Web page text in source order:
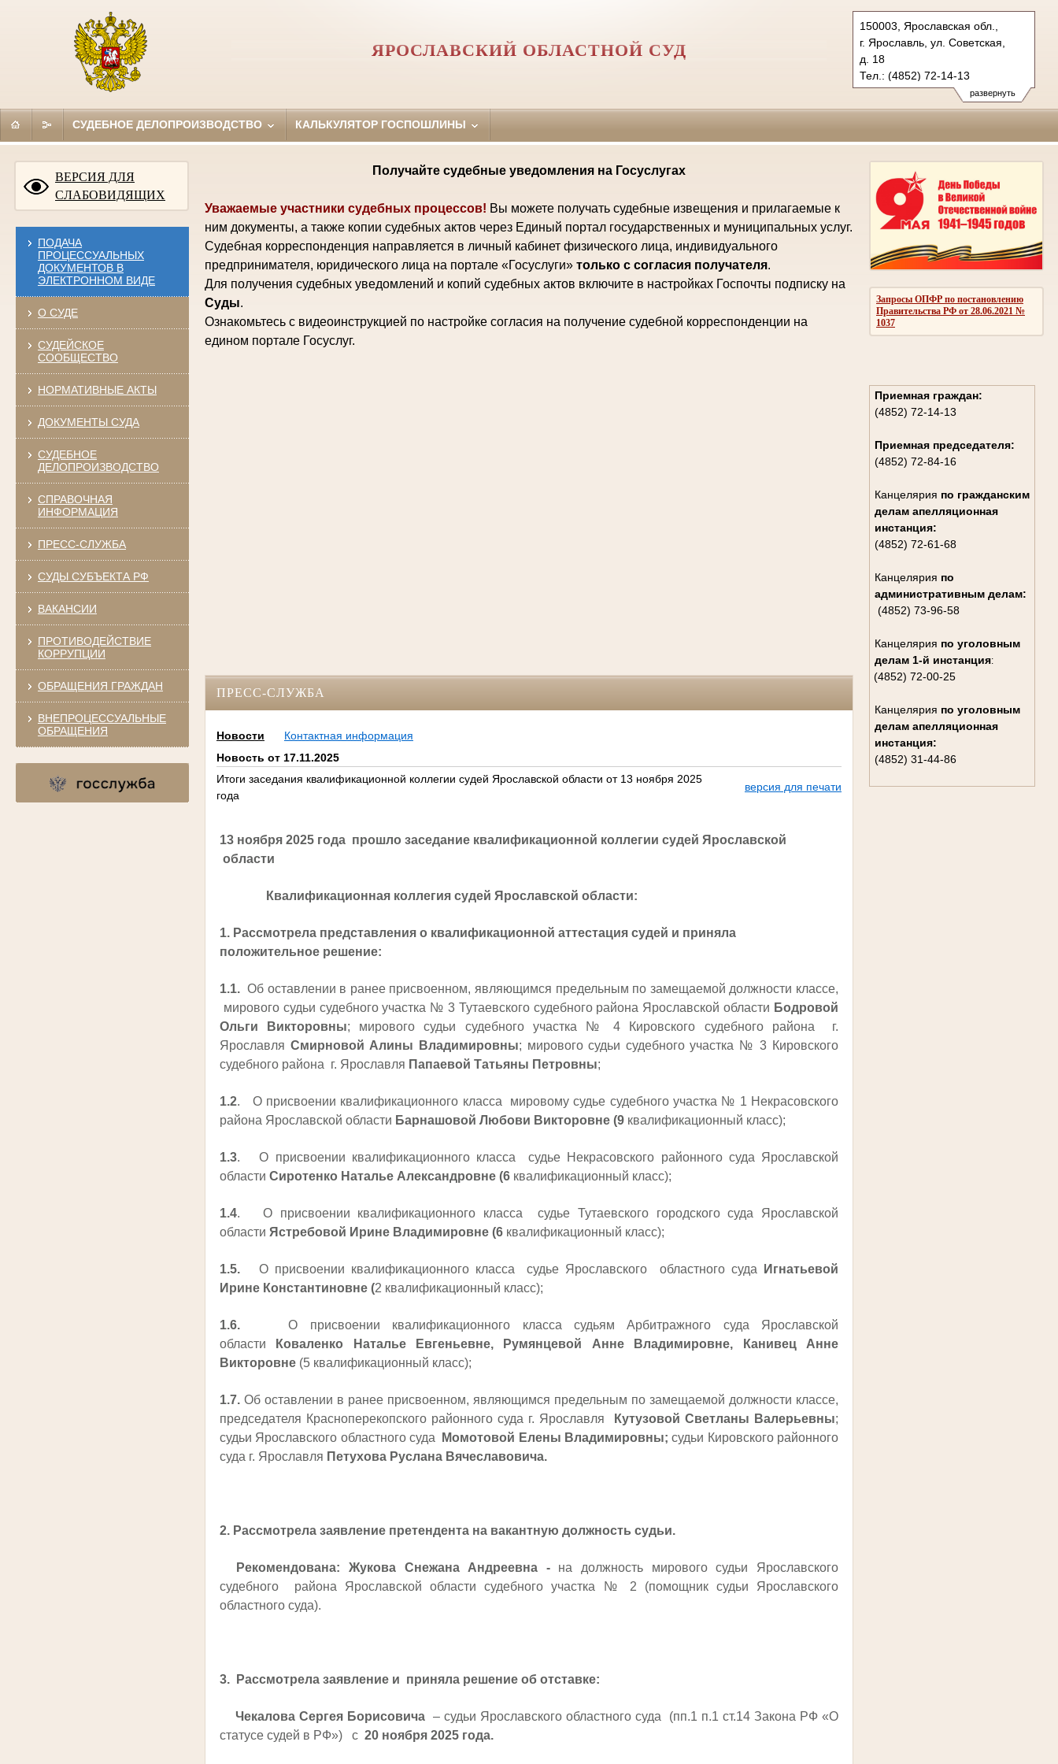
развернуть
150003, Ярославская обл.,
г. Ярославль, ул. Советская,
д. 18
Тел.: (4852) 72-14-13
oblsud.jrs@sudrf.ru
law@law.yar.ru
ЯРОСЛАВСКИЙ ОБЛАСТНОЙ СУД
СУДЕБНОЕ ДЕЛОПРОИЗВОДСТВО КАЛЬКУЛЯТОР ГОСПОШЛИНЫ
ВЕРСИЯ ДЛЯ
СЛАБОВИДЯЩИХ
ПОДАЧА
ПРОЦЕССУАЛЬНЫХ
ДОКУМЕНТОВ В
ЭЛЕКТРОННОМ ВИДЕ
О СУДЕ
СУДЕЙСКОЕ
СООБЩЕСТВО
НОРМАТИВНЫЕ АКТЫ
ДОКУМЕНТЫ СУДА
СУДЕБНОЕ
ДЕЛОПРОИЗВОДСТВО
СПРАВОЧНАЯ
ИНФОРМАЦИЯ
ПРЕСС-СЛУЖБА
СУДЫ СУБЪЕКТА РФ
ВАКАНСИИ
ПРОТИВОДЕЙСТВИЕ
КОРРУПЦИИ
ОБРАЩЕНИЯ ГРАЖДАН
ВНЕПРОЦЕССУАЛЬНЫЕ
ОБРАЩЕНИЯ
Запросы ОПФР по постановлению
Правительства РФ от 28.06.2021 №
1037
Приемная граждан:
(4852) 72-14-13
Приемная председателя:
(4852) 72-84-16
Канцелярия по гражданским
делам апелляционная
инстанция:
(4852) 72-61-68
Канцелярия по
административным делам:
(4852) 73-96-58
Канцелярия по уголовным
делам 1-й инстанция:
(4852) 72-00-25
Канцелярия по уголовным
делам апелляционная
инстанция:
(4852) 31-44-86
Получайте судебные уведомления на Госуслугах
Уважаемые участники судебных процессов! Вы можете получать судебные извещения и прилагаемые к
ним документы, а также копии судебных актов через Единый портал государственных и муниципальных услуг.
Судебная корреспонденция направляется в личный кабинет физического лица, индивидуального
предпринимателя, юридического лица на портале «Госуслуги» только с согласия получателя.
Для получения судебных уведомлений и копий судебных актов включите в настройках Госпочты подписку на
Суды.
Ознакомьтесь с видеоинструкцией по настройке согласия на получение судебной корреспонденции на
едином портале Госуслуг.
ПРЕСС-СЛУЖБА
Новости
Контактная информация
Новость от 17.11.2025
Итоги заседания квалификационной коллегии судей Ярославской области от 13 ноября 2025
года
версия для печати
13 ноября 2025 года прошло заседание квалификационной коллегии судей Ярославской
области
Квалификационная коллегия судей Ярославской области:
1. Рассмотрела представления о квалификационной аттестация судей и приняла
положительное решение:
1.1.Об оставлении в ранее присвоенном, являющимся предельным по замещаемой должности классе,
мирового судьи судебного участка № 3 Тутаевского судебного района Ярославской области Бодровой
Ольги Викторовны; мирового судьи судебного участка № 4 Кировского судебного района г.
Ярославля Смирновой Алины Владимировны; мирового судьи судебного участка № 3 Кировского
судебного района г. Ярославля Папаевой Татьяны Петровны;
1.2. О присвоении квалификационного класса мировому судье судебного участка № 1 Некрасовского
района Ярославской области Барнашовой Любови Викторовне (9квалификационный класс);
1.3. О присвоении квалификационного класса судье Некрасовского районного суда Ярославской
области Сиротенко Наталье Александровне (6квалификационный класс);
1.4. О присвоении квалификационного класса судье Тутаевского городского суда Ярославской
области Ястребовой Ирине Владимировне (6квалификационный класс);
1.5. О присвоении квалификационного класса судье Ярославского областного суда
Игнатьевой
Ирине Константиновне (2 квалификационный класс);
1.6.
О присвоении квалификационного класса судьям Арбитражного суда Ярославской
области
Коваленко Наталье Евгеньевне, Румянцевой Анне Владимировне, Канивец Анне
Викторовне (5 квалификационный класс);
1.7.Об оставлении в ранее присвоенном, являющимся предельным по замещаемой должности классе,
председателя Красноперекопского районного суда г. Ярославля
Кутузовой Светланы Валерьевны;
судьи Ярославского областного суда
Момотовой Елены Владимировны;судьи Кировского районного
суда г. Ярославля Петухова Руслана Вячеславовича.
2. Рассмотрела заявление претендента на вакантную должность судьи.
Рекомендована: Жукова Снежана Андреевна -на должность мирового судьи Ярославского
судебного района Ярославской области судебного участка № 2 (помощник судьи Ярославского
областного суда).
3. Рассмотрела заявление и приняла решение об отставке:
Чекалова Сергея Борисовича– судьи Ярославского областного суда (пп.1 п.1 ст.14 Закона РФ «О
статусе судей в РФ») с 20 ноября 2025 года.